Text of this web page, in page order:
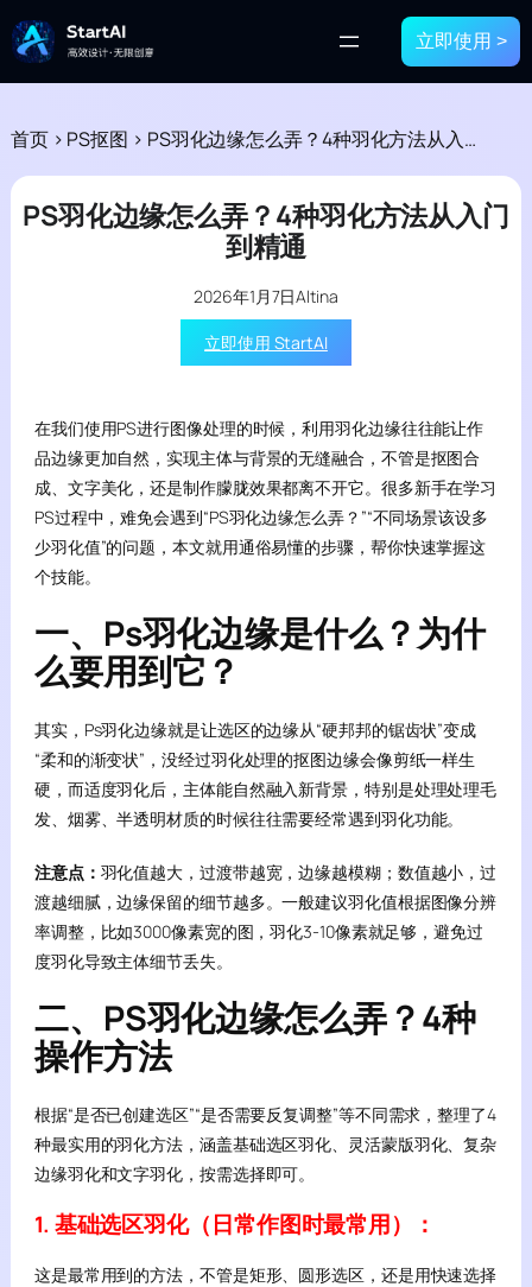
立即使用 >
首页 > PS抠图 > PS羽化边缘怎么弄？4种羽化方法从入门到精通
PS羽化边缘怎么弄？4种羽化方法从入门
到精通
2026年1月7日Altina
立即使用 StartAI
在我们使用PS进行图像处理的时候，利用羽化边缘往往能让作
品边缘更加自然，实现主体与背景的无缝融合，不管是抠图合
成、文字美化，还是制作朦胧效果都离不开它。很多新手在学习
PS过程中，难免会遇到“PS羽化边缘怎么弄？”“不同场景该设多
少羽化值”的问题，本文就用通俗易懂的步骤，帮你快速掌握这
个技能。
一、Ps羽化边缘是什么？为什
么要用到它？
其实，Ps羽化边缘就是让选区的边缘从“硬邦邦的锯齿状”变成
“柔和的渐变状”，没经过羽化处理的抠图边缘会像剪纸一样生
硬，而适度羽化后，主体能自然融入新背景，特别是处理处理毛
发、烟雾、半透明材质的时候往往需要经常遇到羽化功能。
注意点： 羽化值越大，过渡带越宽，边缘越模糊；数值越小，过
渡越细腻，边缘保留的细节越多。一般建议羽化值根据图像分辨
率调整，比如3000像素宽的图，羽化3-10像素就足够，避免过
度羽化导致主体细节丢失。
二、PS羽化边缘怎么弄？4种
操作方法
根据“是否已创建选区”“是否需要反复调整”等不同需求，整理了4
种最实用的羽化方法，涵盖基础选区羽化、灵活蒙版羽化、复杂
边缘羽化和文字羽化，按需选择即可。
1. 基础选区羽化（日常作图时最常用）：
这是最常用到的方法，不管是矩形、圆形选区，还是用快速选择